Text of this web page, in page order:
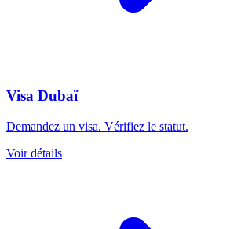
Visa Dubaï
Demandez un visa. Vérifiez le statut.
Voir détails